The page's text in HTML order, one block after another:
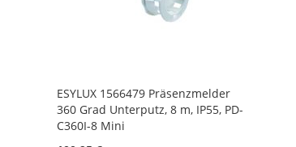
ESYLUX 1566479 Präsenzmelder
360 Grad Unterputz, 8 m, IP55, PD-
C360I-8 Mini